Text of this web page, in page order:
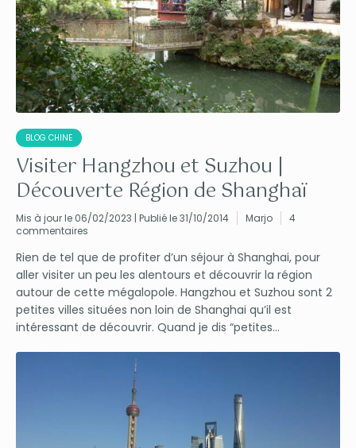
BLOG CHINE
Visiter Hangzhou et Suzhou |
Découverte Région de Shanghaï
Mis à jour le 06/02/2023 | Publié le 31/10/2014 Marjo
4
commentaires
Rien de tel que de profiter d’un séjour à Shanghai, pour
aller visiter un peu les alentours et découvrir la région
autour de cette mégalopole. Hangzhou et Suzhou sont 2
petites villes situées non loin de Shanghai qu’il est
intéressant de découvrir. Quand je dis “petites...